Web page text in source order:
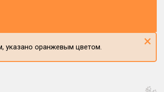
указано оранжевым цветом. ×